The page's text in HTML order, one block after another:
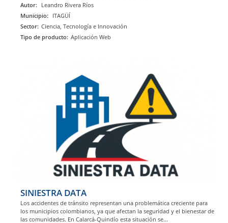
Autor: Leandro Rivera Ríos
Municipio: ITAGÜÍ
Sector: Ciencia, Tecnología e Innovación
Tipo de producto: Aplicación Web
SINIESTRA DATA
Los accidentes de tránsito representan una problemática creciente para
los municipios colombianos, ya que afectan la seguridad y el bienestar de
las comunidades. En Calarcá-Quindío esta situación se...